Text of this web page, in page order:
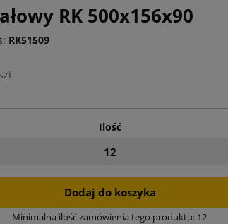
RK 500x156x90
RK51509
Ilość
Dodaj do koszyka
Minimalna ilość zamówienia tego produktu: 12.